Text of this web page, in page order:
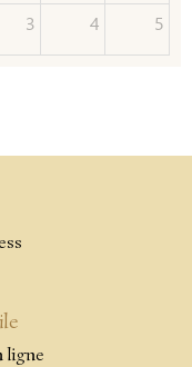
3 4 5
ligne